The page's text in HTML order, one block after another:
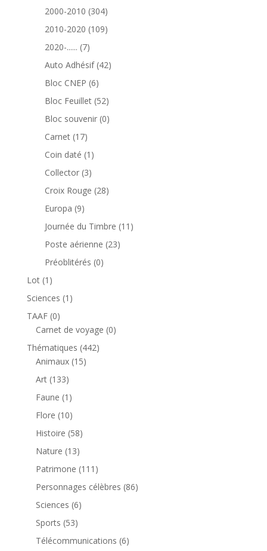
produits
2000-2010 304304
produits
2010-2020 109109
2020-...... 77
produits
Auto Adhésif 4242
Bloc CNEP 66
produits
Bloc Feuillet 5252
produits
Bloc souvenir 00
Carnet 1717
produits
Coin daté 1 1
produit
Collector 33
produits
Croix Rouge 2828
Europa 99
produits
Journée du Timbre 11 11
Poste aérienne 2323
Préoblitérés 00
Lot 1 1
produit
Sciences 1 1
TAAF 00
produit
Carnet de voyage 00
Thématiques 442442
Animaux 1515
Art 133133
produits
Faune 1 1
produit
Flore 1010
produits
Histoire 5858
Nature 1313
produits
Patrimone 111 111
produits
Personnages célèbres 8686
Sciences 66
Sports 5353
produits
Télécommunications 66